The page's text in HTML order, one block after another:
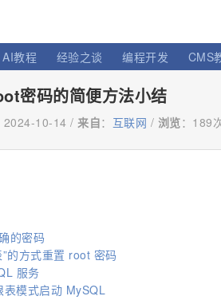
AI教程 经验之谈 编程开发 CMS
密码的简便方法小结
2024-10-14 / 来自： 互联网 / 浏览： 189
的密码
的方式重置 root 密码
服务
模式启动 MySQL